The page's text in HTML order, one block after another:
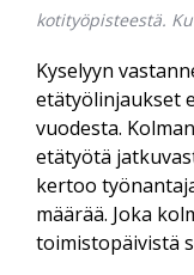
kotityöpisteestä.
Kyselyyn
etätyölinjaukset
vuodesta.
etätyötä
kertoo
määrää. Joka
toimistopäivistä